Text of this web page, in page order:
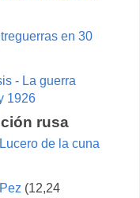
en 30
- La guerra
1926
rusa
de la cuna
(12,24